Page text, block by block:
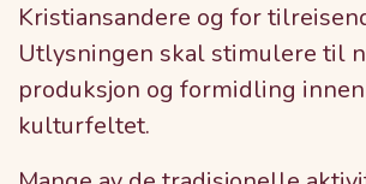
Kristiansandere og for
Utlysningen skal stimulere til
produksjon og formidling
kulturfeltet.